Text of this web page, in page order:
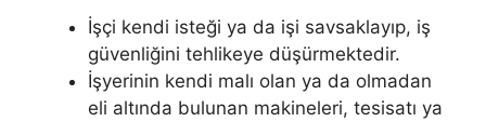
İşçi kendi isteği ya da işi savsaklayıp, iş
güvenliğini tehlikeye düşürmektedir.
İşyerinin kendi malı olan ya da olmadan
eli altında bulunan makineleri, tesisatı ya